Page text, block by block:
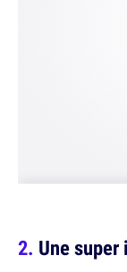
Une super